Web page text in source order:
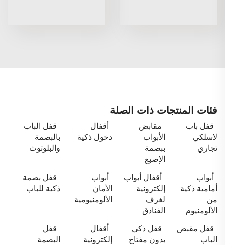
فئات المنتجات ذات الصلة
قفل باب
لاسلكي
تجاري
مقابض
الأبواب
ببصمة
الإصبع
أقفال
دخول ذكية
قفل الباب
بالبصمة
والبلوتوث
أبواب
أمامية ذكية
من
الألومنيوم
أقفال أبواب
إلكترونية
لغرف
الفنادق
أبواب
الأمان
الألومنيومية
قفل بصمة
ذكية للباب
قفل مقبض
الباب
قفل ذكي
بدون مفتاح
أقفال
إلكترونية
قفل
البصمة